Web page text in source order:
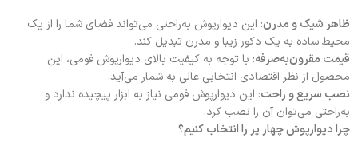
ظاهر شیک و مدرن: این دیوارپوش به‌راحتی می‌تواند فضای شما را از یک
محیط ساده به یک دکور زیبا و مدرن تبدیل کند.
قیمت مقرون‌به‌صرفه: با توجه به کیفیت بالای دیوارپوش فومی، این
محصول از نظر اقتصادی انتخابی عالی به شمار می‌آید.
نصب سریع و راحت: این دیوارپوش فومی نیاز به ابزار پیچیده ندارد و
به‌راحتی می‌توان آن را نصب کرد.
چرا دیوارپوش چهار پر را انتخاب کنیم؟